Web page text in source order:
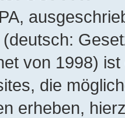
(deutsch:
von 1998)
die
erheben,